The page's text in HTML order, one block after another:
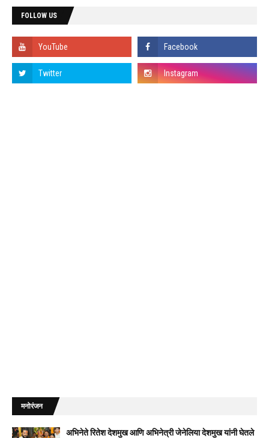
FOLLOW US
मनोरंजन
अभिनेते रितेश देशमुख आणि अभिनेत्री जेनेलिया देशमुख यांनी घेतले